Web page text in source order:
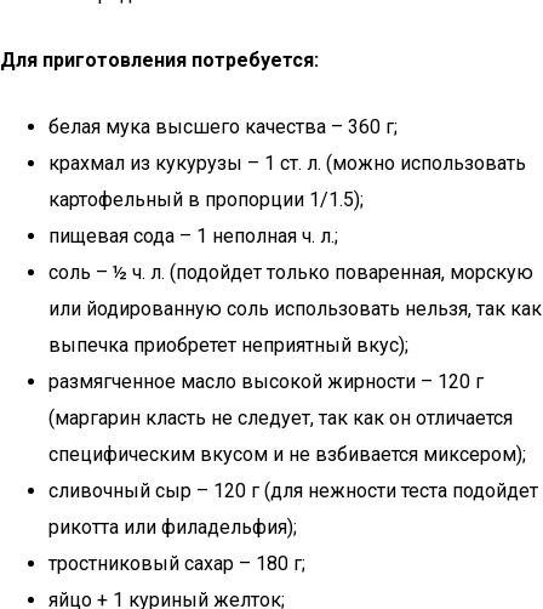
Для приготовления потребуется:
белая мука высшего качества – 360 г;
крахмал из кукурузы – 1 ст. л. (можно использовать
картофельный в пропорции 1/1.5);
пищевая сода – 1 неполная ч. л.;
соль – ½ ч. л. (подойдет только поваренная, морскую
или йодированную соль использовать нельзя, так как
выпечка приобретет неприятный вкус);
размягченное масло высокой жирности – 120 г
(маргарин класть не следует, так как он отличается
специфическим вкусом и не взбивается миксером);
сливочный сыр – 120 г (для нежности теста подойдет
рикотта или филадельфия);
тростниковый сахар – 180 г;
яйцо + 1 куриный желток;